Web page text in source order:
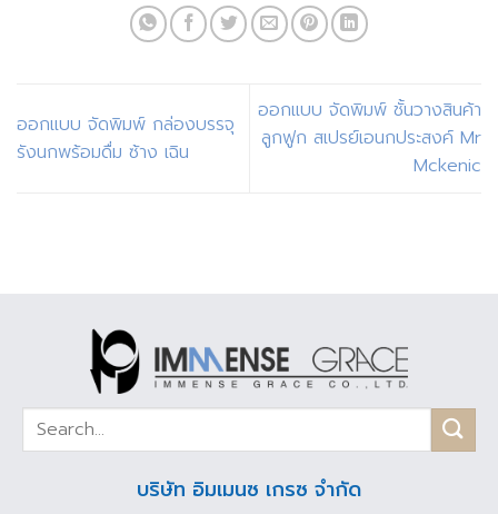
ออกแบบ จัดพิมพ์ กล่องบรรจุ
รังนกพร้อมดื่ม ซ้าง เฉิน
ออกแบบ จัดพิมพ์ ชั้นวางสินค้า
ลูกฟูก สเปรย์เอนกประสงค์ Mr
Mckenic
บริษัท อิมเมนซ เกรซ จำกัด